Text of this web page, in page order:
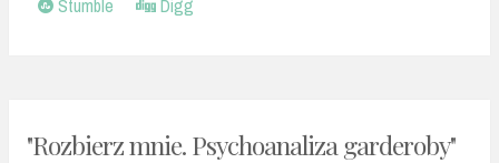
Stumble Digg
"Rozbierz mnie. Psychoanaliza garderoby"